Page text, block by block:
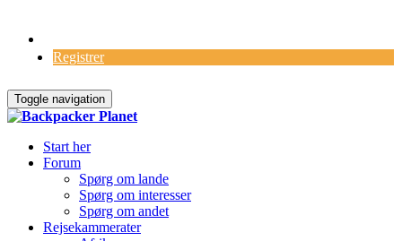
Registrer
Toggle navigation
Start her
Forum
Spørg om lande
Spørg om interesser
Spørg om andet
Rejsekammerater